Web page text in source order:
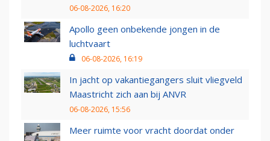
06-08-2026, 16:20
Apollo geen onbekende jongen in de
luchtvaart
06-08-2026, 16:19
In jacht op vakantiegangers sluit vliegveld
Maastricht zich aan bij ANVR
06-08-2026, 15:56
Meer ruimte voor vracht doordat onder